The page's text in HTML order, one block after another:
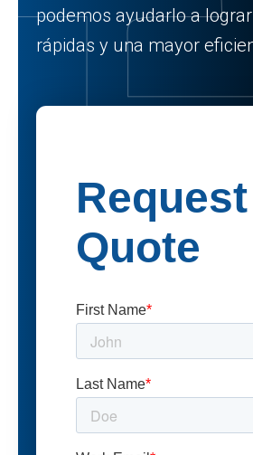
podemos ayudarlo a
rápidas y una mayor